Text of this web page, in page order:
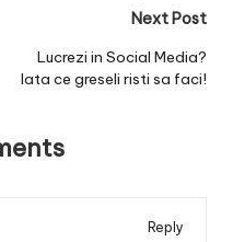
Next Post
Lucrezi in Social Media?
Iata ce greseli risti sa faci!
Reply